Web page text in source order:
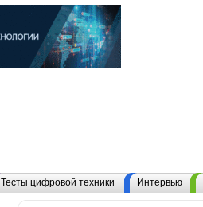
Тесты цифровой техники Интервью